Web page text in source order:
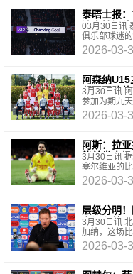
泰晤士报
迷支持门
03月30日讯
俱乐部球迷
中使用视频
2026-03-
阿森纳
凝聚团队
3月30日讯
参加为期九
将于4月3日
2026-03-
阿斯：拉
能首发出场
3月30日讯
塞尔维亚的
安·加西亚在
2026-03-
层级分明
力沃尔特
3月30日讯
加纳，这场
热身赛。《
2026-03-